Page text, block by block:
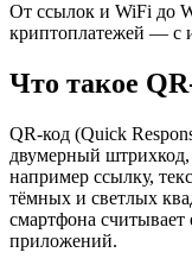
От ссылок и WiFi до
криптоплатежей — с
Что такое
QR-код (Quick
двумерный
например ссылку,
тёмных и светлых
смартфона
приложений.